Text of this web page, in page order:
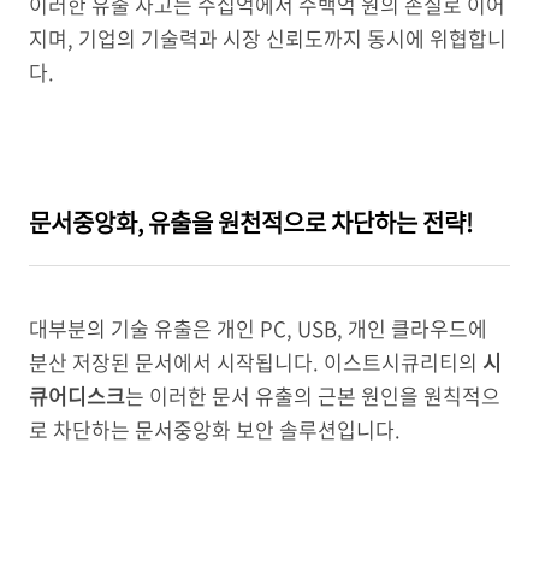
지며, 기업의 기술력과 시장 신뢰도까지 동시에 위협합니
다.
문서중앙화, 유출을 원천적으로 차단하는 전략!
대부분의 기술 유출은 개인 PC, USB, 개인 클라우드에
분산 저장된 문서에서 시작됩니다. 이스트시큐리티의 시
큐어디스크는 이러한 문서 유출의 근본 원인을 원칙적으
로 차단하는 문서중앙화 보안 솔루션입니다.